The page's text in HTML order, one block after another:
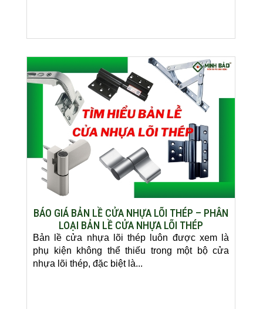
BÁO GIÁ BẢN LỀ CỬA NHỰA LÕI THÉP – PHÂN
LOẠI BẢN LỀ CỬA NHỰA LÕI THÉP
Bản lề cửa nhựa lõi thép luôn được xem là
phụ kiện không thể thiếu trong một bộ cửa
nhựa lõi thép, đặc biệt là...